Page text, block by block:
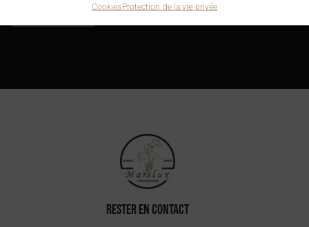
CookiesProtection de la vie privée
RESTER en contact